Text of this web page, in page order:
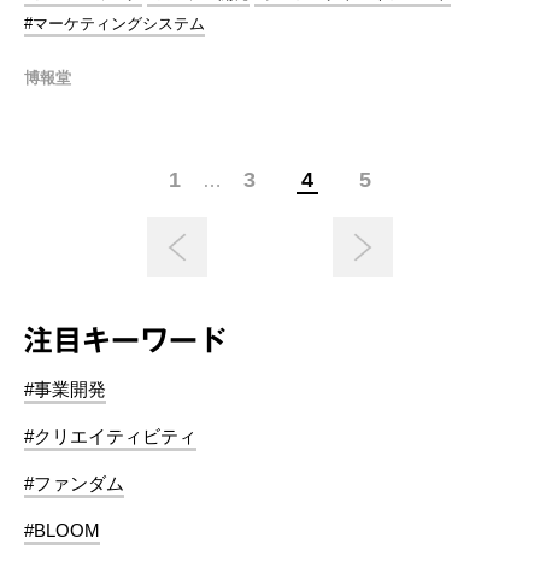
#マーケティングシステム
博報堂
1 … 3 4 5
注目キーワード
#事業開発
#クリエイティビティ
#ファンダム
#BLOOM